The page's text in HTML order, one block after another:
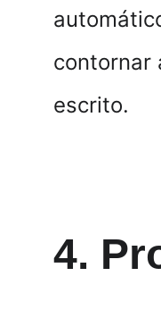
contornar
escrito.
4.